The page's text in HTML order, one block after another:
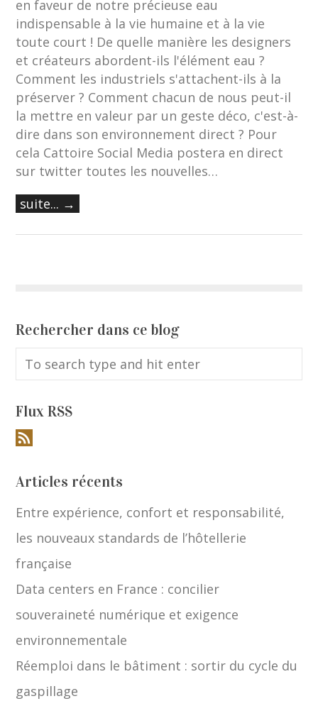
en faveur de notre précieuse eau
indispensable à la vie humaine et à la vie
toute court ! De quelle manière les designers
et créateurs abordent-ils l'élément eau ?
Comment les industriels s'attachent-ils à la
préserver ? Comment chacun de nous peut-il
la mettre en valeur par un geste déco, c'est-à-
dire dans son environnement direct ? Pour
cela Cattoire Social Media postera en direct
sur twitter toutes les nouvelles…
suite... →
Rechercher dans ce blog
Flux RSS
Articles récents
Entre expérience, confort et responsabilité,
les nouveaux standards de l’hôtellerie
française
Data centers en France : concilier
souveraineté numérique et exigence
environnementale
Réemploi dans le bâtiment : sortir du cycle du
gaspillage